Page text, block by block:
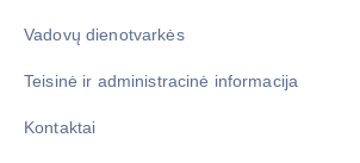
Vadovų dienotvarkės
Teisinė ir administracinė informacija
Kontaktai